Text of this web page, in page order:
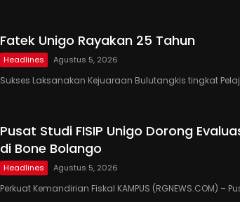
Fatek Unigo Rayakan 25 Tahun
Headlines Agustus 5, 2026
Sukses Laksanakan Kejuaraan Bulutangkis tingkat
Pusat Studi FISIP Unigo Dorong
di Bone Bolango
Headlines Agustus 5, 2026
Perkuat Kemandirian Fiskal KAMPUS (RGNEWS.COM) –